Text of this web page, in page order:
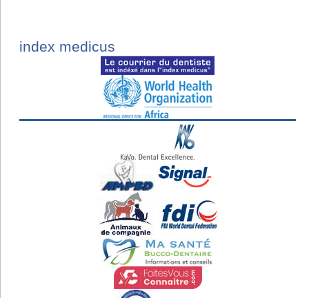
index medicus